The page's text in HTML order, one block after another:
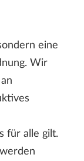
eine
Wir
für alle gilt.